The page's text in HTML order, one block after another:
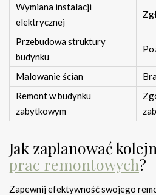
Wymiana instalacji
elektrycznej
Przebudowa struktury
budynku
Malowanie ścian
Remont w budynku
zabytkowym
Jak zaplanować
prac remontowych?
Zapewnij efektywność swojego